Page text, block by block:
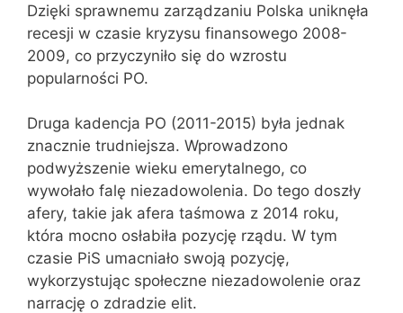
Dzięki sprawnemu zarządzaniu Polska uniknęła
recesji w czasie kryzysu finansowego 2008-
2009, co przyczyniło się do wzrostu
popularności PO.
Druga kadencja PO (2011-2015) była jednak
znacznie trudniejsza. Wprowadzono
podwyższenie wieku emerytalnego, co
wywołało falę niezadowolenia. Do tego doszły
afery, takie jak afera taśmowa z 2014 roku,
która mocno osłabiła pozycję rządu. W tym
czasie PiS umacniało swoją pozycję,
wykorzystując społeczne niezadowolenie oraz
narrację o zdradzie elit.